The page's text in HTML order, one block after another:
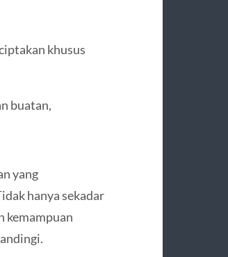
khusus
buatan,
yang
hanya sekadar
kemampuan